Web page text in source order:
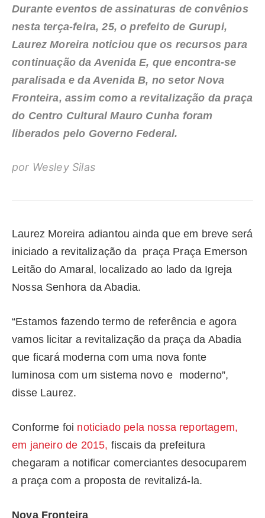
Durante eventos de assinaturas de convênios
nesta terça-feira, 25, o prefeito de Gurupi,
Laurez Moreira noticiou que os recursos para
continuação da Avenida E, que encontra-se
paralisada e da Avenida B, no setor Nova
Fronteira, assim como a revitalização da praça
do Centro Cultural Mauro Cunha foram
liberados pelo Governo Federal.
por Wesley Silas
Laurez Moreira adiantou ainda que em breve será
iniciado a revitalização da praça Praça Emerson
Leitão do Amaral, localizado ao lado da Igreja
Nossa Senhora da Abadia.
“Estamos fazendo termo de referência e agora
vamos licitar a revitalização da praça da Abadia
que ficará moderna com uma nova fonte
luminosa com um sistema novo e moderno”,
disse Laurez.
Conforme foi noticiado pela nossa reportagem,
em janeiro de 2015, fiscais da prefeitura
chegaram a notificar comerciantes desocuparem
a praça com a proposta de revitalizá-la.
Nova Fronteira